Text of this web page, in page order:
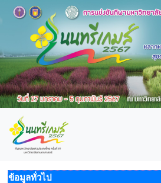
ข้อมูลทั่วไป